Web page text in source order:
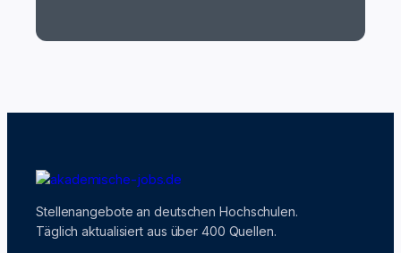
Stellenangebote an deutschen Hochschulen.
Täglich aktualisiert aus über 400 Quellen.